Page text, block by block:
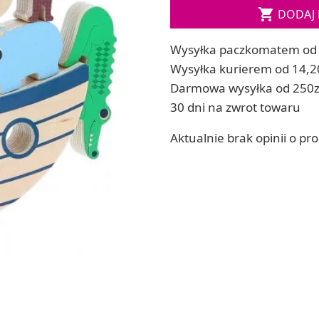
ręcznych
Dodatki: barwniki i zapachy
RZEŹBA, GLINY I ODLEWY
Lepienie i rzeźbienie
Odlewy dekoracyjne
Modelowanie dla dzieci
 DODAJ
Wysyłka paczkomatem od
Wysyłka kurierem od
Darmowa wysyłka od
30 dni na zwrot towaru
Aktualnie brak opinii o